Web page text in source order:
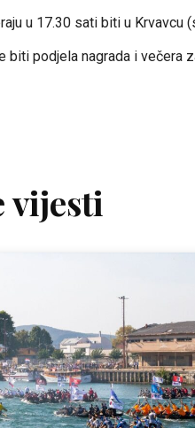
u 17.30 sati biti u Krvavcu
biti podjela nagrada i večera
vijesti